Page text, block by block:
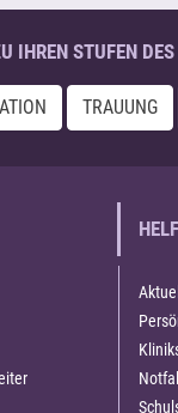
IHREN STUFEN
TRAUUNG